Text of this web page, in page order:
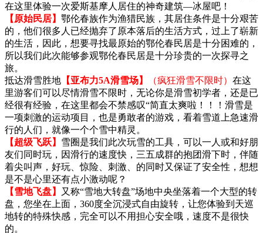
在这里体验一次爱斯基摩人居住的神奇建筑—冰屋吧！
【原始民居】 鄂伦春族作为渔猎民族，其居住条件是十分艰苦
的，他们很多人已经抛弃了原本落后的生活方式，过上了崭新
的生活，因此，想要寻找最原始的鄂伦春民居是十分困难的，
所以我们此次能够参观鄂伦春民居是十分珍贵的一次探寻之
旅。
抵达滑雪胜地 【亚布力5A滑雪场】 （疯狂滑雪不限时） 在这
里游客们可以尽情滑雪不限时，无论你是滑雪初学者，还是已
经很有经验，在这里都会不禁感叹“简直太爽啦！！！滑雪是
一项刺激的运动项目，也是勇敢者的游戏，看着雪道上急速滑
行的人们，就像一个个雪中精灵。
【超级飞跃】 雪圈是我们此次玩雪的工具，可以一人或和好朋
友们同时玩，因滑行的速度快，三五成群的抱团滑下时，伴随
着尖叫声，好玩、惊险、刺激、的同时又保证了安全性，想想
是不是心里还有点小激动呢？
【雪地飞盘】
又称“雪地大转盘”场地中央坐落着一个大型的转
盘，您坐在上面，360度全沉浸式自由旋转，让您体验到天巡
地转的特殊快感，完全可以不用担心安全哦，速度不是很快
的。